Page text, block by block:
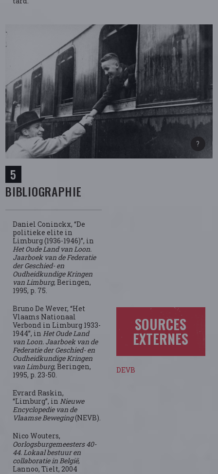
BIBLIOGRAPHIE
Daniel Coninckx, “De
politieke elite in
Limburg (1936-1946)”, in
Het Oude Land van Loon.
Jaarboek van de Federatie
der Geschied- en
Oudheidkundige Kringen
van Limburg, Beringen,
1995, p. 75.
Bruno De Wever, “Het
Vlaams Nationaal
Verbond in Limburg 1933-
1944”, in Het Oude Land
van Loon. Jaarboek van de
Federatie der Geschied- en
Oudheidkundige Kringen
van Limburg, Beringen,
1995, p. 23-50.
Evrard Raskin,
“Limburg”, in Nieuwe
Encyclopedie van de
Vlaamse Beweging(NEVB).
Nico Wouters,
Oorlogsburgemeesters 40-
44. Lokaal bestuur en
collaboratie in België,
Lannoo, Tielt, 2004
SOURCES
EXTERNES
DEVB